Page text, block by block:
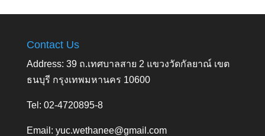
Contact Us
Address: 39 ถ.เทศบาลสาย 2 แขวงวัดกัลยาณ์ เขต
ธนบุรี กรุงเทพมหานคร 10600
Tel: 02-4720895-8
Email: yuc.wethanee@gmail.com